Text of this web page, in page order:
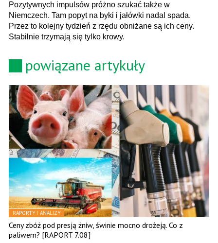
Pozytywnych impulsów próżno szukać także w
Niemczech. Tam popyt na byki i jałówki nadal spada.
Przez to kolejny tydzień z rzędu obniżane są ich ceny.
Stabilnie trzymają się tylko krowy.
powiązane artykuły
RAPORTY I ANALIZY
Ceny zbóż pod presją żniw, świnie mocno drożeją. Co z
paliwem? [RAPORT 7.08]